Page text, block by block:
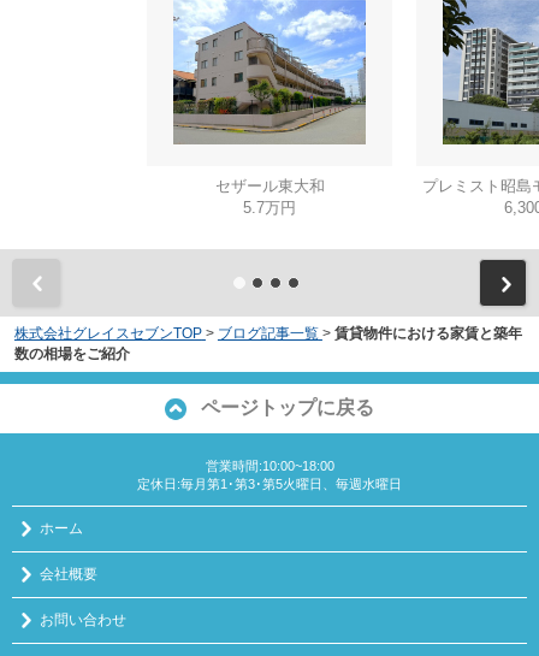
セザール東大和
5.7万円
プレミスト昭島
株式会社グレイスセブンTOP > ブログ記事一覧 > 賃貸物件における家賃と築年
数の相場をご紹介
ページトップに戻る
営業時間:10:00~18:00
定休日:毎月第1･第3･第5火曜日、毎週水曜日
ホーム
会社概要
お問い合わせ